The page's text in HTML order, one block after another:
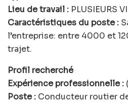
Lieu de travail : PLUSIEURS
Caractéristiques du poste :
l’entreprise: entre 4000 et
trajet.
Profil recherché
Expérience professionnelle :
Poste : Conducteur routier